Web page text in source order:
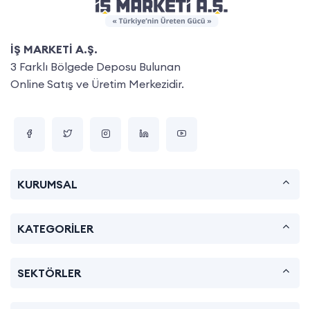
İŞ MARKETİ A.Ş.
3 Farklı Bölgede Deposu Bulunan
Online Satış ve Üretim Merkezidir.
KURUMSAL
KATEGORİLER
SEKTÖRLER